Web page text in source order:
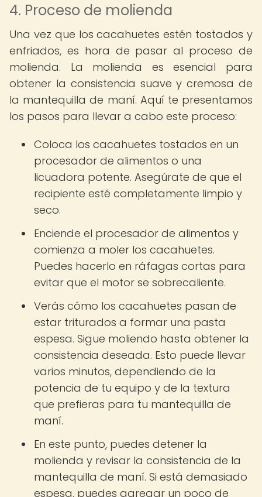
4. Proceso de molienda
Una vez que los cacahuetes estén tostados y
enfriados, es hora de pasar al proceso de
molienda. La molienda es esencial para
obtener la consistencia suave y cremosa de
la mantequilla de maní. Aquí te presentamos
los pasos para llevar a cabo este proceso:
Coloca los cacahuetes tostados en un
procesador de alimentos o una
licuadora potente. Asegúrate de que el
recipiente esté completamente limpio y
seco.
Enciende el procesador de alimentos y
comienza a moler los cacahuetes.
Puedes hacerlo en ráfagas cortas para
evitar que el motor se sobrecaliente.
Verás cómo los cacahuetes pasan de
estar triturados a formar una pasta
espesa. Sigue moliendo hasta obtener la
consistencia deseada. Esto puede llevar
varios minutos, dependiendo de la
potencia de tu equipo y de la textura
que prefieras para tu mantequilla de
maní.
En este punto, puedes detener la
molienda y revisar la consistencia de la
mantequilla de maní. Si está demasiado
espesa, puedes agregar un poco de